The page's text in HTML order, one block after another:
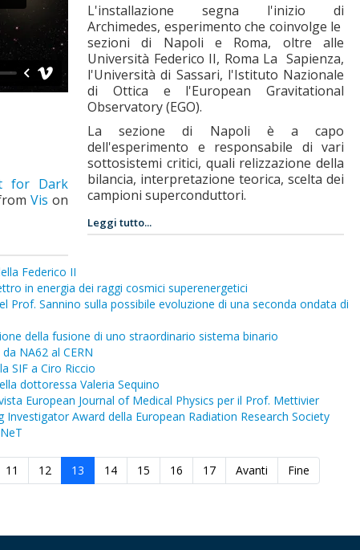
for Dark
Vis on
L'installazione segna l'inizio di
Archimedes, esperimento che coinvolge le
sezioni di Napoli e Roma, oltre alle
Università Federico II, Roma La Sapienza,
l'Università di Sassari, l'Istituto Nazionale
di Ottica e l'European Gravitational
Observatory (EGO).
La sezione di Napoli è a capo
dell'esperimento e responsabile di vari
sottosistemi critici, quali relizzazione della
bilancia, interpretazione teorica, scelta dei
campioni superconduttori.
Leggi tutto...
Federico II
in energia dei raggi cosmici superenergetici
Prof. Sannino sulla possibile evoluzione di una seconda ondata di
della fusione di uno straordinario sistema binario
NA62 al CERN
SIF a Ciro Riccio
dottoressa Valeria Sequino
European Journal of Medical Physics per il Prof. Mettivier
Award della European Radiation Research Society
11 12 13 14 15 16 17 Avanti Fine